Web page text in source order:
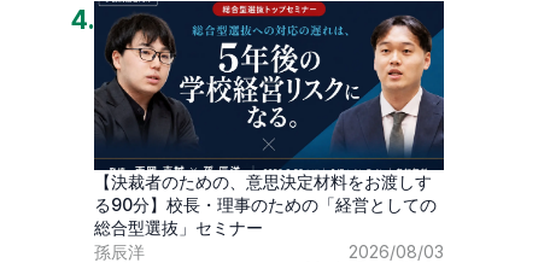
4.
【決裁者のための、意思決定材料をお渡しす
る90分】校長・理事のための「経営としての
総合型選抜」セミナー
孫辰洋
2026/08/03